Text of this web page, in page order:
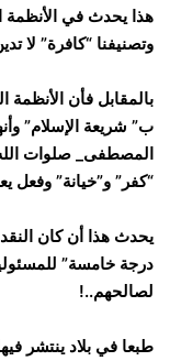
هذا يحدث في الأنظمة
وتصنيفنا “كافرة” لا
بالمقابل فأن الأنظمة
ب” شريعة الإسلام”
المصطفى_ صلوات
“كفر” و”خيانة”
يحدث هذا أن كان
درجة خامسة”
لصالحهم..!
طبعا في بلاد ينتشر